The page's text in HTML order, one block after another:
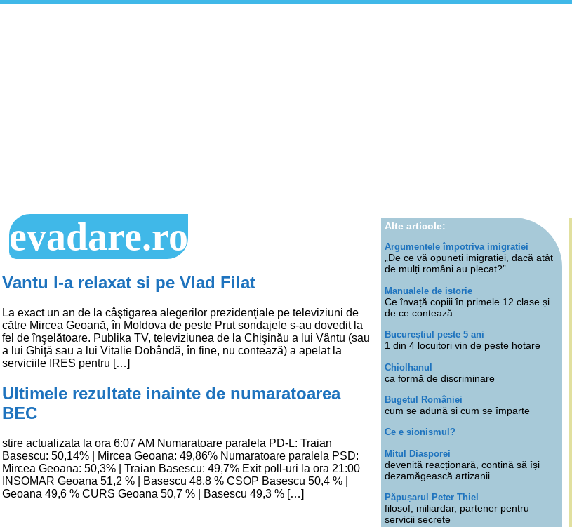
evadare.ro
Vantu l-a relaxat si pe Vlad Filat
La exact un an de la câştigarea alegerilor prezidenţiale pe televiziuni de
către Mircea Geoană, în Moldova de peste Prut sondajele s-au dovedit la
fel de înşelătoare. Publika TV, televiziunea de la Chişinău a lui Vântu (sau
a lui Ghiţă sau a lui Vitalie Dobândă, în fine, nu contează) a apelat la
serviciile IRES pentru […]
Ultimele rezultate inainte de numaratoarea
BEC
stire actualizata la ora 6:07 AM Numaratoare paralela PD-L: Traian
Basescu: 50,14% | Mircea Geoana: 49,86% Numaratoare paralela PSD:
Mircea Geoana: 50,3% | Traian Basescu: 49,7% Exit poll-uri la ora 21:00
INSOMAR Geoana 51,2 % | Basescu 48,8 % CSOP Basescu 50,4 % |
Geoana 49,6 % CURS Geoana 50,7 % | Basescu 49,3 % […]
Alte articole:
Argumentele împotriva imigrației
„De ce vă opuneți imigrației, dacă atât
de mulți români au plecat?”
Manualele de istorie
Ce învață copiii în primele 12 clase și
de ce contează
Bucureștiul peste 5 ani
1 din 4 locuitori vin de peste hotare
Chiolhanul
ca formă de discriminare
Bugetul României
cum se adună și cum se împarte
Ce e sionismul?
Mitul Diasporei
devenită reacționară, contină să își
dezamăgească artizanii
Păpușarul Peter Thiel
filosof, miliardar, partener pentru
servicii secrete